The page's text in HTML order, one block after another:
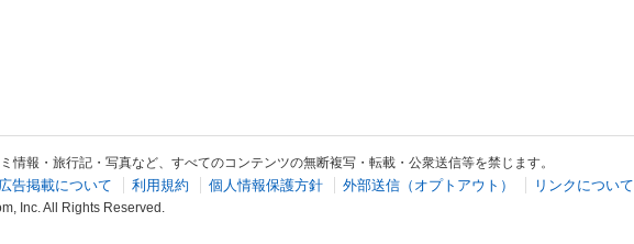
情報・旅行記・写真など、すべてのコンテンツの無断複写・転載・公衆送信等を禁じます。
広告掲載について 利用規約 個人情報保護方針 外部送信（オプトアウト） リンクについて
Inc. All Rights Reserved.